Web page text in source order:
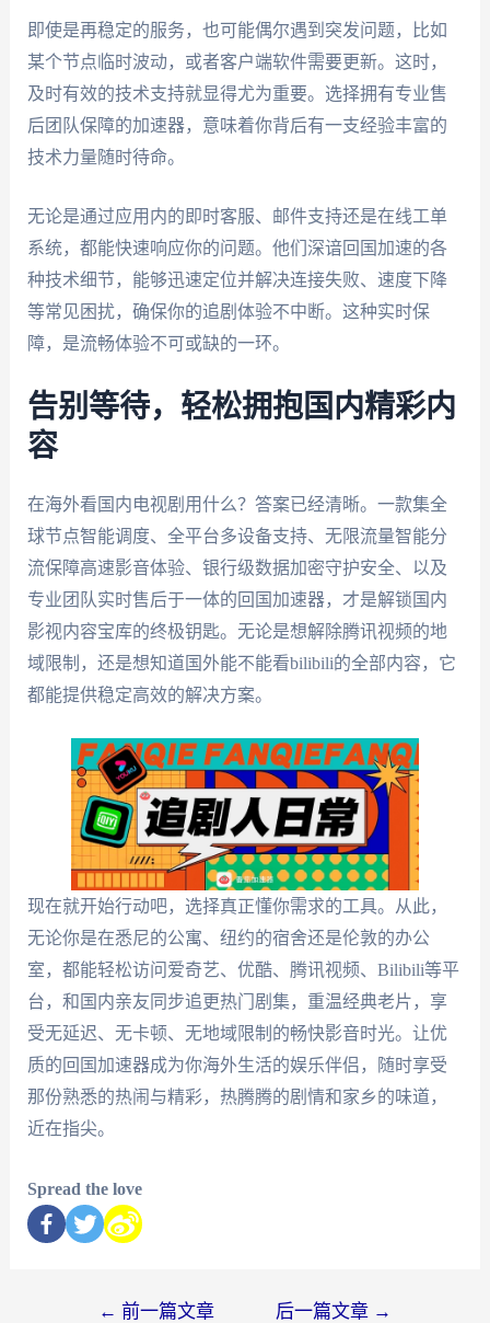
即使是再稳定的服务，也可能偶尔遇到突发问题，比如
某个节点临时波动，或者客户端软件需要更新。这时，
及时有效的技术支持就显得尤为重要。选择拥有专业售
后团队保障的加速器，意味着你背后有一支经验丰富的
技术力量随时待命。
无论是通过应用内的即时客服、邮件支持还是在线工单
系统，都能快速响应你的问题。他们深谙回国加速的各
种技术细节，能够迅速定位并解决连接失败、速度下降
等常见困扰，确保你的追剧体验不中断。这种实时保
障，是流畅体验不可或缺的一环。
告别等待，轻松拥抱国内精彩内
容
在海外看国内电视剧用什么？答案已经清晰。一款集全
球节点智能调度、全平台多设备支持、无限流量智能分
流保障高速影音体验、银行级数据加密守护安全、以及
专业团队实时售后于一体的回国加速器，才是解锁国内
影视内容宝库的终极钥匙。无论是想解除腾讯视频的地
域限制，还是想知道国外能不能看bilibili的全部内容，它
都能提供稳定高效的解决方案。
现在就开始行动吧，选择真正懂你需求的工具。从此，
无论你是在悉尼的公寓、纽约的宿舍还是伦敦的办公
室，都能轻松访问爱奇艺、优酷、腾讯视频、Bilibili等平
台，和国内亲友同步追更热门剧集，重温经典老片，享
受无延迟、无卡顿、无地域限制的畅快影音时光。让优
质的回国加速器成为你海外生活的娱乐伴侣，随时享受
那份熟悉的热闹与精彩，热腾腾的剧情和家乡的味道，
近在指尖。
Spread the love
← 前一篇文章 后一篇文章 →